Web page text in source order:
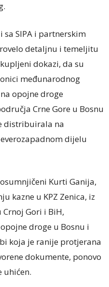
SIPA i partnerskim
detaljnu i temeljitu
dokazi, da su
međunarodnog
opojne droge
Crne Gore u Bosnu
distribuirala na
dijelu
Kurti Ganija,
kazne u KPZ Zenica, iz
Gori i BiH,
droge u Bosnu i
koja je ranije protjerana
dokumente, ponovo
uhićen.